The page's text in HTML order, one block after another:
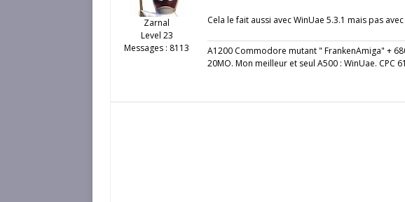
Zarnal
Level 23
Messages : 8113
Cela le fait aussi avec WinUae 5.3.1 mais pas
A1200 Commodore mutant " FrankenAmiga" +
20MO. Mon meilleur et seul A500 : WinUae. CPC